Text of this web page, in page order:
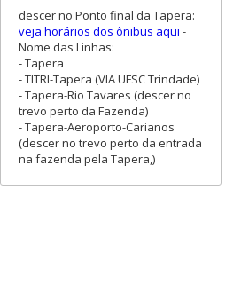
descer no Ponto final da Tapera:
veja horários dos ônibus aqui -
Nome das Linhas:
- Tapera
- TITRI-Tapera (VIA UFSC Trindade)
- Tapera-Rio Tavares (descer no
trevo perto da Fazenda)
- Tapera-Aeroporto-Carianos
(descer no trevo perto da entrada
na fazenda pela Tapera,)